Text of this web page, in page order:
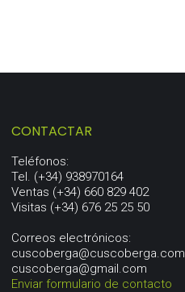
CONTACTAR
Teléfonos:
Tel. (+34) 938970164
Ventas (+34) 660 829 402
Visitas (+34) 676 25 25 50
Correos electrónicos:
cuscoberga@cuscoberga.com
cuscoberga@gmail.com
Enviar formulario de contacto